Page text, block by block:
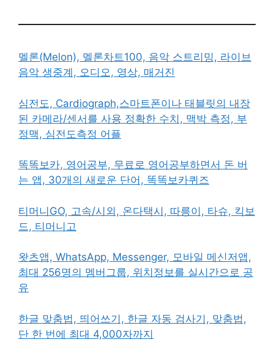
멜론(Melon), 멜론차트100, 음악 스트리밍, 라이브
음악 생중계, 오디오, 영상, 매거진
심전도, Cardiograph,스마트폰이나 태블릿의 내장
된 카메라/센서를 사용 정확한 수치, 맥박 측정, 부
정맥, 심전도측정 어플
똑똑보카, 영어공부, 무료로 영어공부하면서 돈 버
는 앱, 30개의 새로운 단어, 똑똑보카퀴즈
티머니GO, 고속/시외, 온다택시, 따릉이, 타슈, 킥보
드, 티머니고
왓츠앱, WhatsApp, Messenger, 모바일 메신저앱,
최대 256명의 멤버그룹, 위치정보를 실시간으로 공
유
한글 맞춤법, 띄어쓰기, 한글 자동 검사기, 맞춤법,
단 한 번에 최대 4,000자까지